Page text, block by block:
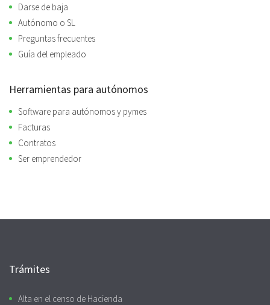
Darse de baja
Autónomo o SL
Preguntas frecuentes
Guía del empleado
Herramientas para autónomos
Software para autónomos y pymes
Facturas
Contratos
Ser emprendedor
Trámites
Alta en el censo de Hacienda